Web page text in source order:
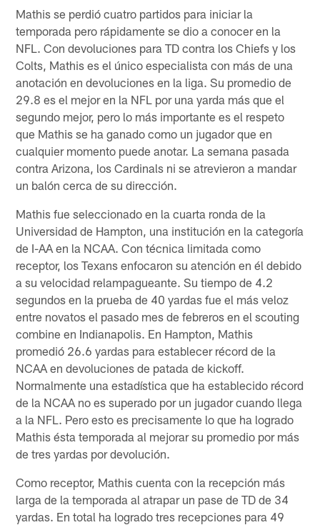
Mathis se perdió cuatro partidos para iniciar la
temporada pero rápidamente se dio a conocer en la
NFL. Con devoluciones para TD contra los Chiefs y los
Colts, Mathis es el único especialista con más de una
anotación en devoluciones en la liga. Su promedio de
29.8 es el mejor en la NFL por una yarda más que el
segundo mejor, pero lo más importante es el respeto
que Mathis se ha ganado como un jugador que en
cualquier momento puede anotar. La semana pasada
contra Arizona, los Cardinals ni se atrevieron a mandar
un balón cerca de su dirección.
Mathis fue seleccionado en la cuarta ronda de la
Universidad de Hampton, una institución en la categoría
de I-AA en la NCAA. Con técnica limitada como
receptor, los Texans enfocaron su atención en él debido
a su velocidad relampagueante. Su tiempo de 4.2
segundos en la prueba de 40 yardas fue el más veloz
entre novatos el pasado mes de febreros en el scouting
combine en Indianapolis. En Hampton, Mathis
promedió 26.6 yardas para establecer récord de la
NCAA en devoluciones de patada de kickoff.
Normalmente una estadística que ha establecido récord
de la NCAA no es superado por un jugador cuando llega
a la NFL. Pero esto es precisamente lo que ha logrado
Mathis ésta temporada al mejorar su promedio por más
de tres yardas por devolución.
Como receptor, Mathis cuenta con la recepción más
larga de la temporada al atrapar un pase de TD de 34
yardas. En total ha logrado tres recepciones para 49